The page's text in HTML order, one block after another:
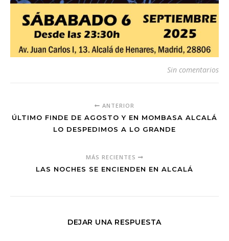
Sin comentarios
ANTERIOR
ÚLTIMO FINDE DE AGOSTO Y EN MOMBASA ALCALÁ
LO DESPEDIMOS A LO GRANDE
MÁS RECIENTES
LAS NOCHES SE ENCIENDEN EN ALCALÁ
DEJAR UNA RESPUESTA